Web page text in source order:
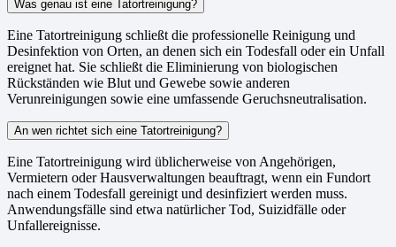
Was genau ist eine Tatortreinigung?
Eine Tatortreinigung schließt die professionelle Reinigung und
Desinfektion von Orten, an denen sich ein Todesfall oder ein Unfall
ereignet hat. Sie schließt die Eliminierung von biologischen
Rückständen wie Blut und Gewebe sowie anderen
Verunreinigungen sowie eine umfassende Geruchsneutralisation.
An wen richtet sich eine Tatortreinigung?
Eine Tatortreinigung wird üblicherweise von Angehörigen,
Vermietern oder Hausverwaltungen beauftragt, wenn ein Fundort
nach einem Todesfall gereinigt und desinfiziert werden muss.
Anwendungsfälle sind etwa natürlicher Tod, Suizidfälle oder
Unfallereignisse.